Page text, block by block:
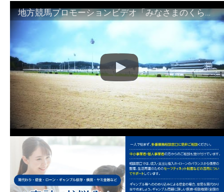
地方競馬プロモーションビデオ「みなさまのくらしのために」30秒篇｜NAR公式